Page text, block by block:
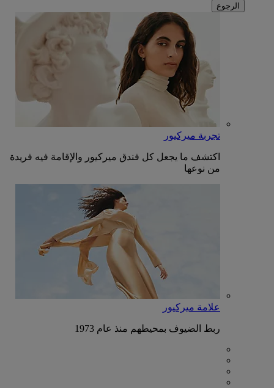
الرجوع
تجربة ميركيور
اكتشف ما يجعل كل فندق ميركيور والإقامة فيه فريدة
من نوعها
علامة ميركيور
ربط الضيوف بمحيطهم منذ عام 1973